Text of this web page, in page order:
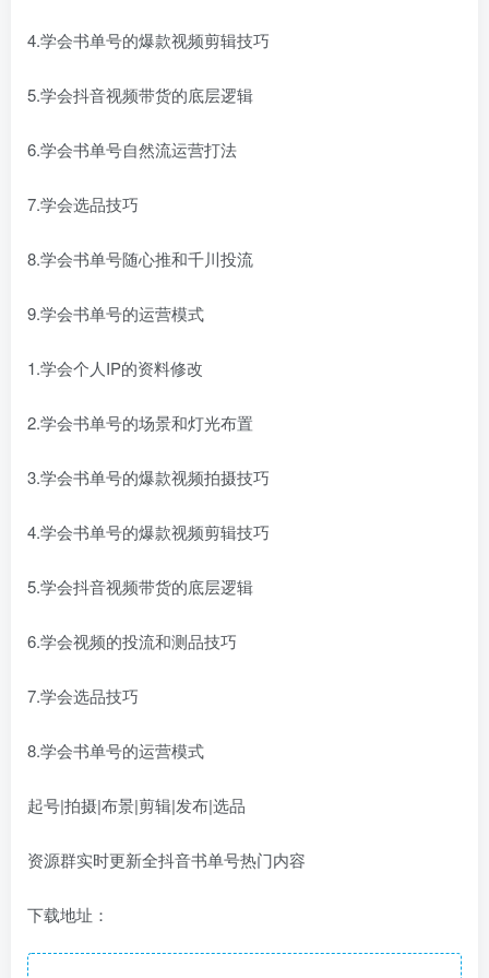
4.学会书单号的爆款视频剪辑技巧
5.学会抖音视频带货的底层逻辑
6.学会书单号自然流运营打法
7.学会选品技巧
8.学会书单号随心推和千川投流
9.学会书单号的运营模式
1.学会个人IP的资料修改
2.学会书单号的场景和灯光布置
3.学会书单号的爆款视频拍摄技巧
4.学会书单号的爆款视频剪辑技巧
5.学会抖音视频带货的底层逻辑
6.学会视频的投流和测品技巧
7.学会选品技巧
8.学会书单号的运营模式
起号|拍摄|布景|剪辑|发布|选品
资源群实时更新全抖音书单号热门内容
下载地址：